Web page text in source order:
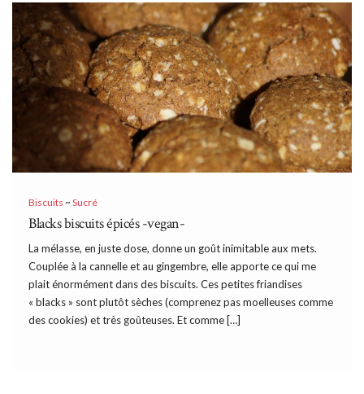
Biscuits ~Sucré
Blacks biscuits épicés -vegan-
La mélasse, en juste dose, donne un goût inimitable aux mets.
Couplée à la cannelle et au gingembre, elle apporte ce qui me
plait énormément dans des biscuits. Ces petites friandises
« blacks » sont plutôt sèches (comprenez pas moelleuses comme
des cookies) et très goûteuses. Et comme […]